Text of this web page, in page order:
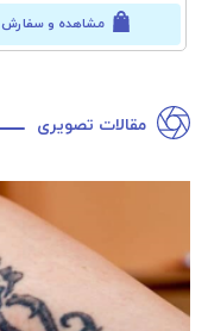
مشاهده و سفارش
مقالات تصویری